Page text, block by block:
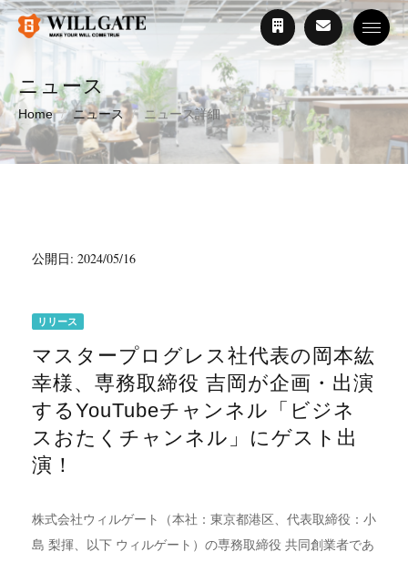
ニュース
Home ニュース ニュース詳細
公開日: 2024/05/16
リリース
マスタープログレス社代表の岡本紘
幸様、専務取締役 吉岡が企画・出演
するYouTubeチャンネル「ビジネ
スおたくチャンネル」にゲスト出
演！
株式会社ウィルゲート（本社：東京都港区、代表取締役：小
島 梨揮、以下 ウィルゲート）の専務取締役 共同創業者であ